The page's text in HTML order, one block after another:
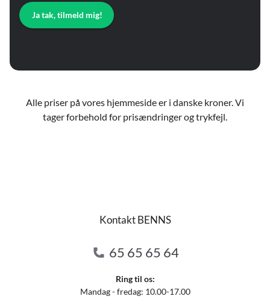
Ja tak, tilmeld mig!
Alle priser på vores hjemmeside er i danske kroner. Vi
tager forbehold for prisændringer og trykfejl.
Kontakt BENNS
65 65 65 64
Ring til os:
Mandag - fredag: 10.00-17.00